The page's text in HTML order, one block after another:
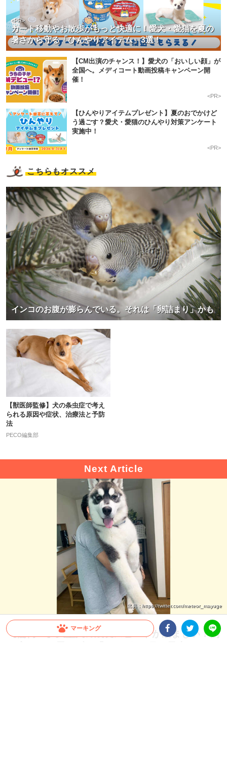
マーキング
カート移動やお散歩がもっと快適に！愛犬・愛猫を夏の
暑さから守る「ひんやりアイテム」3選！
<PR>
【CM出演のチャンス！】愛犬の「おいしい顔」が
全国へ。メディコート動画投稿キャンペーン開
催！
<PR>
【ひんやりアイテムプレゼント】夏のおでかけど
う過ごす？愛犬・愛猫のひんやり対策アンケート
実施中！
<PR>
こちらもオススメ
インコのお腹が膨らんでいる。それは「卵詰まり」かも
【獣医師監修】犬の条虫症で考え
られる原因や症状、治療法と予防
法
PECO編集部
出典 : https://twitter.com/meteor_mayuge
【驚愕！】大型犬の成長スピードが凄まじい！飼